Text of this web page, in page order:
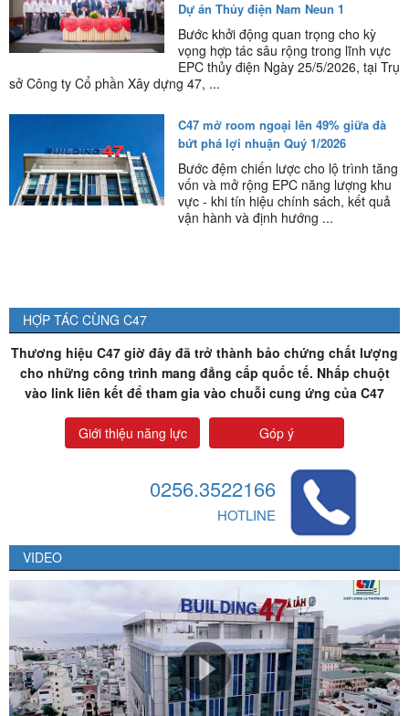
Dự án Thủy điện Nam Neun 1
Bước khởi động quan trọng cho kỳ
vọng hợp tác sâu rộng trong lĩnh vực
EPC thủy điện Ngày 25/5/2026, tại Trụ
sở Công ty Cổ phần Xây dựng 47, ...
C47 mở room ngoại lên 49% giữa đà
bứt phá lợi nhuận Quý 1/2026
Bước đệm chiến lược cho lộ trình tăng
vốn và mở rộng EPC năng lượng khu
vực - khi tín hiệu chính sách, kết quả
vận hành và định hướng ...
HỢP TÁC CÙNG C47
Thương hiệu C47 giờ đây đã trở thành bảo chứng chất lượng
cho những công trình mang đẳng cấp quốc tế. Nhấp chuột
vào link liên kết để tham gia vào chuỗi cung ứng của C47
Giới thiệu năng lực Góp ý
0256.3522166
HOTLINE
VIDEO